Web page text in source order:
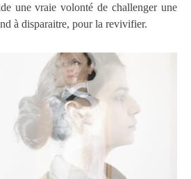
une vraie volonté de challenger une
à disparaitre, pour la revivifier.